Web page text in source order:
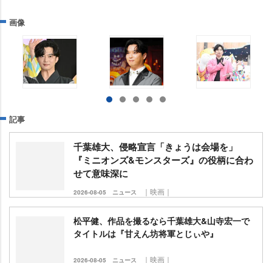
画像
記事
千葉雄大、侵略宣言「きょうは会場を」
『ミニオンズ&モンスターズ』の役柄に合わ
せて意味深に
2026-08-05 ニュース ｜映画｜
松平健、作品を撮るなら千葉雄大&山寺宏一で
タイトルは『甘えん坊将軍とじぃや』
2026-08-05 ニュース ｜映画｜